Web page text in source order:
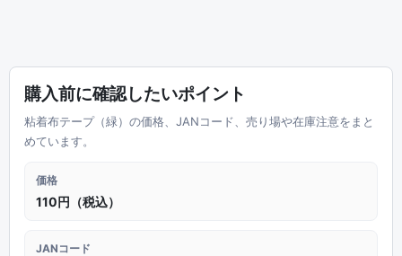
購入前に確認したいポイント
粘着布テープ（緑）の価格、JANコード、売り場や在庫注意をまと
めています。
価格
110円（税込）
JANコード